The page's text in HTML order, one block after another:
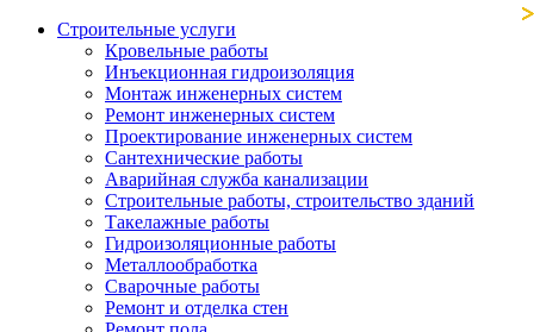
Строительные услуги
Кровельные работы
Инъекционная гидроизоляция
Монтаж инженерных систем
Ремонт инженерных систем
Проектирование инженерных систем
Сантехнические работы
Аварийная служба канализации
Строительные работы, строительство зданий
Такелажные работы
Гидроизоляционные работы
Металлообработка
Сварочные работы
Ремонт и отделка стен